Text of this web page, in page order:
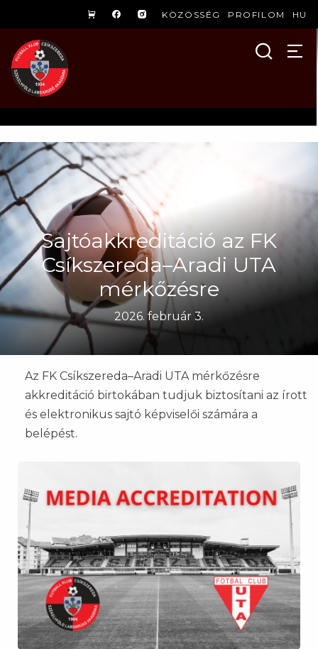
KÖZÖSSÉG PROFILOM HU
Sajtóakkreditáció az FK
Csíkszereda–Aradi UTA
mérkőzésre
2026. február 3.
Az FK Csíkszereda–Aradi UTA mérkőzésre
akkreditáció birtokában tudjuk biztosítani az írott
és elektronikus sajtó képviselői számára a
belépést.